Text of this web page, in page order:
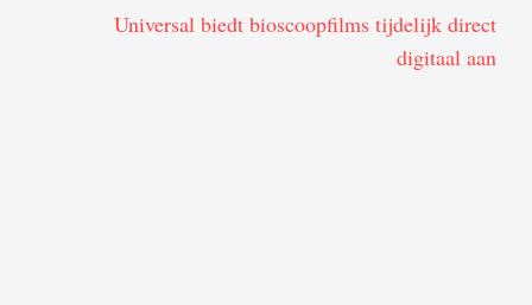
Universal biedt bioscoopfilms tijdelijk direct
digitaal aan